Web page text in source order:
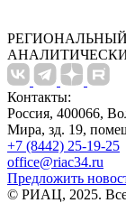
Контакты:
Россия, 400066,
Мира, зд. 19,
+7 (8442) 25-19-25
office@riac34.ru
Предложить
© РИАЦ, 2025.